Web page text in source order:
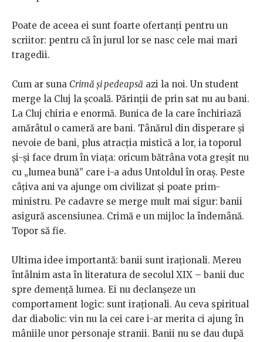
Poate de aceea ei sunt foarte ofertanți pentru un
scriitor: pentru că în jurul lor se nasc cele mai mari
tragedii.
Cum ar suna Crimă și pedeapsă azi la noi. Un student
merge la Cluj la școală. Părinții de prin sat nu au bani.
La Cluj chiria e enormă. Bunica de la care închiriază
amărâtul o cameră are bani. Tânărul din disperare și
nevoie de bani, plus atracția mistică a lor, ia toporul
și-și face drum în viața: oricum bătrâna vota greșit nu
cu „lumea bună” care i-a adus Untoldul în oraș. Peste
câțiva ani va ajunge om civilizat și poate prim-
ministru. Pe cadavre se merge mult mai sigur: banii
asigură ascensiunea. Crimă e un mijloc la îndemână.
Topor să fie.
Ultima idee importantă: banii sunt iraționali. Mereu
întâlnim asta în literatura de secolul XIX – banii duc
spre demență lumea. Ei nu declanșeze un
comportament logic: sunt iraționali. Au ceva spiritual
dar diabolic: vin nu la cei care i-ar merita ci ajung în
mâniile unor personaje stranii. Banii nu se dau după